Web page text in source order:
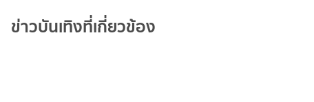
ข่าวบันเทิงที่เกี่ยวข้อง